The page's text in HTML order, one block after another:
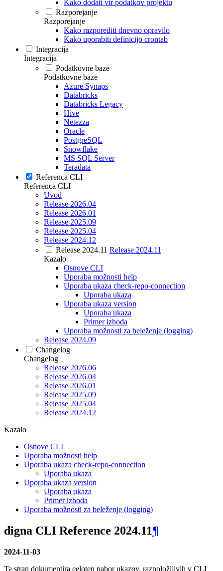
Kako dodati vir podatkov projektu
Razporejanje
Razporejanje
Kako razporediti dnevno opravilo
Kako uporabiti definicijo crontab
Integracija
Integracija
Podatkovne baze
Podatkovne baze
Azure Synaps
Databricks
Databricks Legacy
Hive
Netezza
Oracle
PostgreSQL
Snowflake
MS SQL Server
Teradata
Referenca CLI
Referenca CLI
Uvod
Release 2026.04
Release 2026.01
Release 2025.09
Release 2025.04
Release 2024.12
Release 2024.11 Release 2024.11
Kazalo
Osnove CLI
Uporaba možnosti help
Uporaba ukaza check-repo-connection
Uporaba ukaza
Uporaba ukaza version
Uporaba ukaza
Primer izhoda
Uporaba možnosti za beleženje (logging)
Release 2024.09
Changelog
Changelog
Release 2026.06
Release 2026.04
Release 2026.01
Release 2025.09
Release 2025.04
Release 2024.12
Kazalo
Osnove CLI
Uporaba možnosti help
Uporaba ukaza check-repo-connection
Uporaba ukaza
Uporaba ukaza version
Uporaba ukaza
Primer izhoda
Uporaba možnosti za beleženje (logging)
digna CLI Reference 2024.11¶
2024-11-03
Ta stran dokumentira celoten nabor ukazov, razpoložljivih v CLI